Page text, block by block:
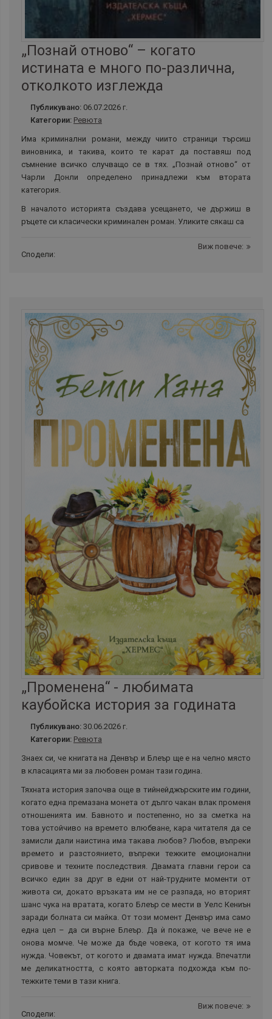
„Познай отново“ – когато
истината е много по-различна,
отколкото изглежда
Публикувано: 06.07.2026 г.
Категории: Ревюта
Има криминални романи, между чиито страници търсиш
виновника, и такива, които те карат да поставяш под
съмнение всичко случващо се в тях. „Познай отново“ от
Чарли Донли определено принадлежи към втората
категория.
В началото историята създава усещането, че държиш в
ръцете си класически криминален роман. Уликите сякаш са
Виж повече:
Сподели:
„Променена“ - любимата
каубойска история за годината
Публикувано: 30.06.2026 г.
Категории: Ревюта
Знаех си, че книгата на Денвър и Блеър ще е на челно място
в класацията ми за любовен роман тази година.
Тяхната история започва още в тийнейджърските им години,
когато една премазана монета от дълго чакан влак променя
отношенията им. Бавното и постепенно, но за сметка на
това устойчиво на времето влюбване, кара читателя да се
замисли дали наистина има такава любов? Любов, въпреки
времето и разстоянието, въпреки тежките емоционални
сривове и техните последствия. Двамата главни герои са
всичко един за друг в едни от най-трудните моменти от
живота си, докато връзката им не се разпада, но вторият
шанс чука на вратата, когато Блеър се мести в Уелс Кениън
заради болната си майка. От този момент Денвър има само
една цел – да си върне Блеър. Да ѝ покаже, че вече не е
онова момче. Че може да бъде човека, от когото тя има
нужда. Човекът, от когото и двамата имат нужда. Впечатли
ме деликатността, с която авторката подхожда към по-
тежките теми в тази книга.
Виж повече:
Сподели: